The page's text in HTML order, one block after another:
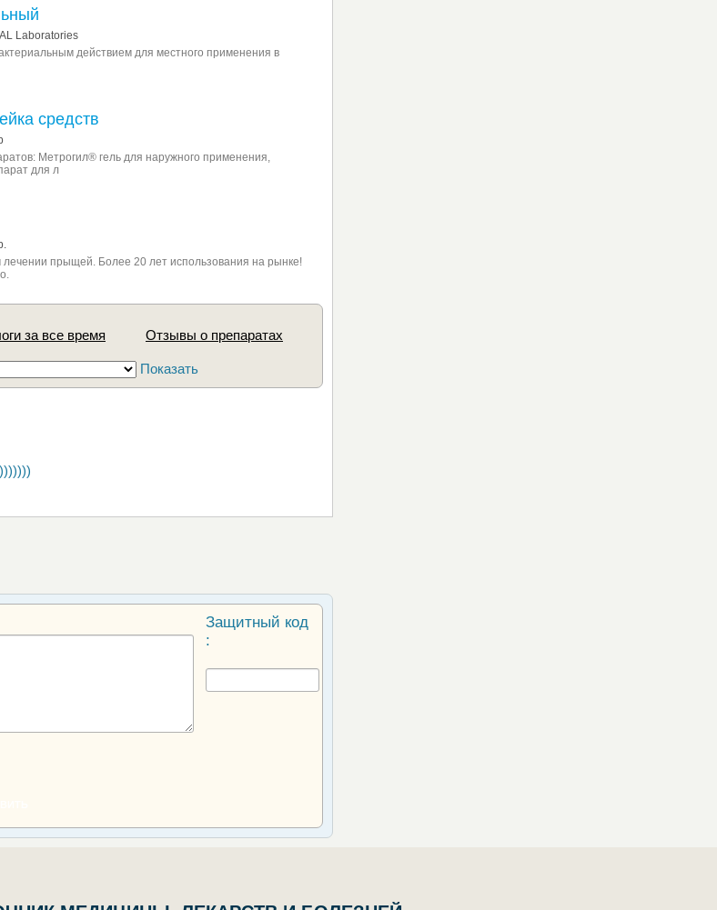
Laboratories
действием для местного применения в
средств
Метрогил® гель для наружного применения,
для л
прыщей. Более 20 лет использования на рынке!
за все время Отзывы о препаратах
Показать
Защитный код
: